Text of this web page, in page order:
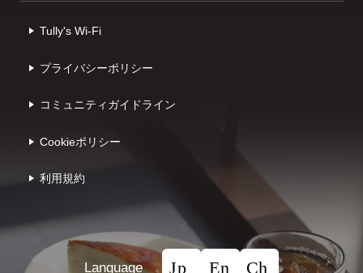
Tully's Wi-Fi
プライバシーポリシー
コミュニティガイドライン
Cookieポリシー
利⽤規約
Language